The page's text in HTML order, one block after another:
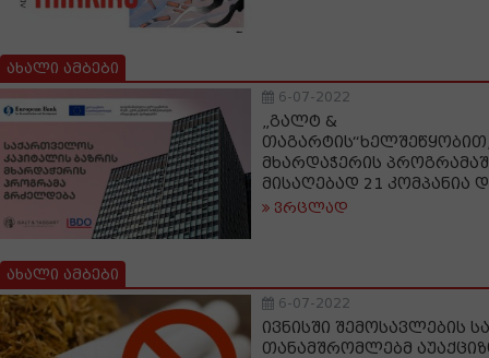
ახალი ამბები
6-07-2022
„გალტ &
მხარდაჭერის
მისაღებად 21 კომპანია
ვრცლად
ახალი ამბები
6-07-2022
ივნისში შემოსავლების
თანამშრომლებმ